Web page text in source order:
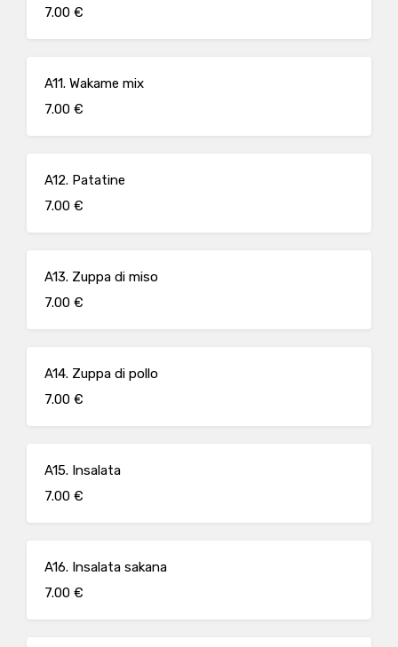
7.00 €
A11. Wakame mix
7.00 €
A12. Patatine
7.00 €
A13. Zuppa di miso
7.00 €
A14. Zuppa di pollo
7.00 €
A15. Insalata
7.00 €
A16. Insalata sakana
7.00 €